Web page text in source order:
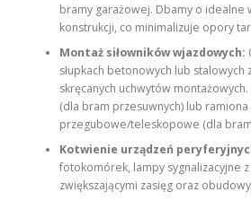
bramy garażowej. Dbamy o idealne
konstrukcji, co minimalizuje opory
Montaż siłowników wjazdowych:
słupkach betonowych lub stalowych
skręcanych uchwytów
(dla bram przesuwnych) lub ramiona
przegubowe/teleskopowe (dla bram
Kotwienie urządzeń
fotokomórek, lampy sygnalizacyjne
zwiększającymi zasięg oraz